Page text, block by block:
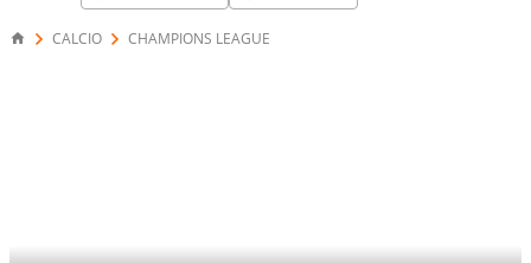
CALCIO CHAMPIONS LEAGUE